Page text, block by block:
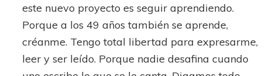
este nuevo proyecto es seguir aprendiendo.
Porque a los 49 años también se aprende,
créanme. Tengo total libertad para expresarme,
leer y ser leído. Porque nadie desafina cuando